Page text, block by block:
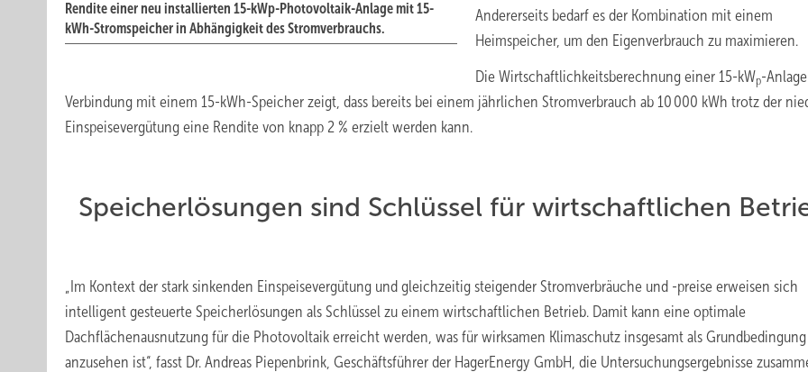
Rendite einer neu installierten 15-kWp-Photovoltaik-Anlage mit 15-
kWh-Stromspeicher in Abhängigkeit des Stromverbrauchs.
Andererseits bedarf es der Kombination mit einem
Heimspeicher, um den Eigenverbrauch zu maximieren.
Die Wirtschaftlichkeitsberechnung einer 15-kWp-
Verbindung mit einem 15-kWh-Speicher zeigt, dass bereits bei einem jährlichen Stromverbrauch ab 10 000 kWh trotz der
Einspeisevergütung eine Rendite von knapp 2 % erzielt werden kann.
Speicherlösungen sind Schlüssel für wirtschaftlichen
„Im Kontext der stark sinkenden Einspeisevergütung und gleichzeitig steigender Stromverbräuche und -preise erweisen sich
intelligent gesteuerte Speicherlösungen als Schlüssel zu einem wirtschaftlichen Betrieb. Damit kann eine optimale
Dachflächenausnutzung für die Photovoltaik erreicht werden, was für wirksamen Klimaschutz insgesamt als Grundbedingung
anzusehen ist“, fasst Dr. Andreas Piepenbrink, Geschäftsführer der HagerEnergy GmbH, die Untersuchungsergebnisse